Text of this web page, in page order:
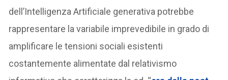
dell’Intelligenza Artificiale generativa potrebbe
rappresentare la variabile imprevedibile in grado di
amplificare le tensioni sociali esistenti
costantemente alimentate dal relativismo